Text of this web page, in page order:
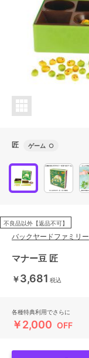
匠 ゲーム ○
不良品以外【返品不可】
バックヤードファミリー
マナー豆 匠
￥3,681 税込
各種特典利用でさらに
￥2,000 OFF